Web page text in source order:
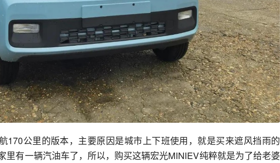
170公里的版本，主要原因是城市上下班使用，就是买来遮风挡雨的
里有一辆汽油车了，所以，购买这辆宏光MINIEV纯粹就是为了给老婆